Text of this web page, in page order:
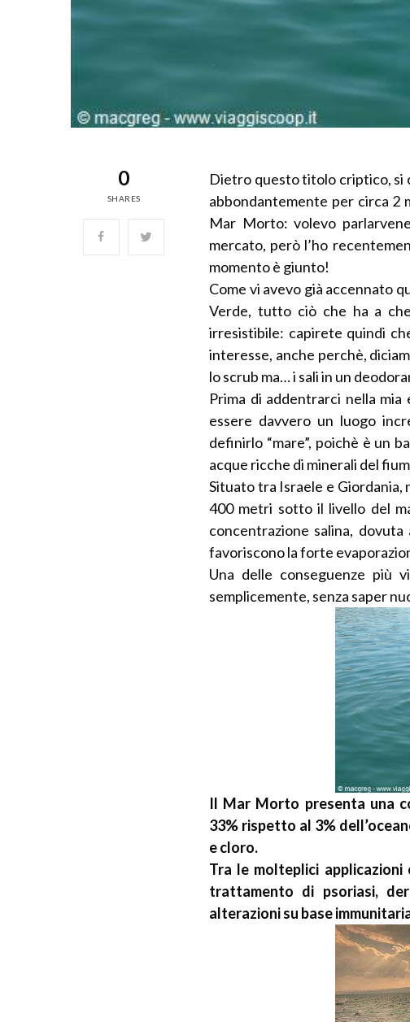
0
SHARES
Dietro questo titolo criptico, si
abbondantemente per circa 2
Mar Morto: volevo
mercato, però l’ho
momento è giunto!
Come vi avevo già accennato
Verde, tutto ciò che ha a
irresistibile: capirete quindi
interesse, anche perchè,
lo scrub ma… i sali in un
Prima di addentrarci nella
essere davvero un luogo
definirlo “mare”, poichè è un
acque ricche di minerali del
Situato tra Israele e Giordania,
400 metri sotto il livello del
concentrazione salina, dovuta
favoriscono la forte
Una delle conseguenze più
semplicemente, senza saper
Il Mar Morto presenta una
33% rispetto al 3%
e cloro.
Tra le molteplici
trattamento di psoriasi,
alterazioni su base